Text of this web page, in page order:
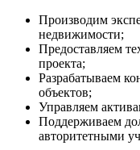
Производим
недвижимости;
Предоставляем
проекта;
Разрабатываем
объектов;
Управляем
Поддерживаем
авторитетными